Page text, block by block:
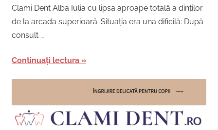
Clami Dent Alba Iulia cu lipsa aproape totală a dinților
de la arcada superioară. Situația era una dificilă: După
consult …
Continuați lectura